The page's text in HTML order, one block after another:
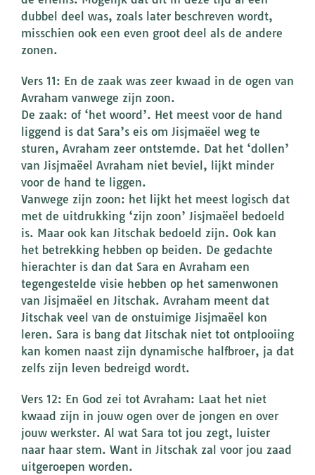
dubbel deel was, zoals later beschreven wordt,
misschien ook een even groot deel als de andere
zonen.
Vers 11: En de zaak was zeer kwaad in de ogen van
Avraham vanwege zijn zoon.
De zaak: of ‘het woord’. Het meest voor de hand
liggend is dat Sara’s eis om Jisjmaëel weg te
sturen, Avraham zeer ontstemde. Dat het ‘dollen’
van Jisjmaëel Avraham niet beviel, lijkt minder
voor de hand te liggen.
Vanwege zijn zoon: het lijkt het meest logisch dat
met de uitdrukking ‘zijn zoon’ Jisjmaëel bedoeld
is. Maar ook kan Jitschak bedoeld zijn. Ook kan
het betrekking hebben op beiden. De gedachte
hierachter is dan dat Sara en Avraham een
tegengestelde visie hebben op het samenwonen
van Jisjmaëel en Jitschak. Avraham meent dat
Jitschak veel van de onstuimige Jisjmaëel kon
leren. Sara is bang dat Jitschak niet tot ontplooiing
kan komen naast zijn dynamische halfbroer, ja dat
zelfs zijn leven bedreigd wordt.
Vers 12: En God zei tot Avraham: Laat het niet
kwaad zijn in jouw ogen over de jongen en over
jouw werkster. Al wat Sara tot jou zegt, luister
naar haar stem. Want in Jitschak zal voor jou zaad
uitgeroepen worden.